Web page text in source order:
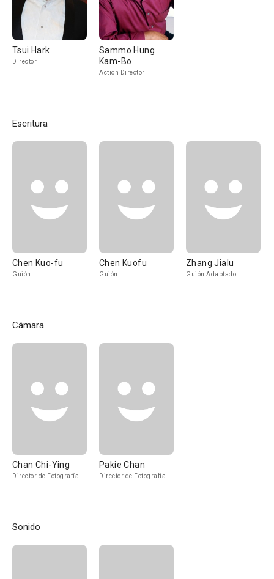
Tsui Hark
Director
Sammo Hung
Kam-Bo
Action Director
Escritura
Chen Kuo-fu
Guión
Chen Kuofu
Guión
Zhang Jialu
Guión Adaptado
Cámara
Chan Chi-Ying
Director de Fotografía
Pakie Chan
Director de Fotografía
Sonido